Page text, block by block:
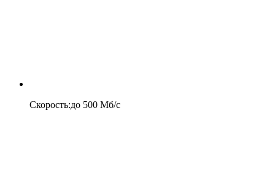
Скорость:до 500 Мб/c